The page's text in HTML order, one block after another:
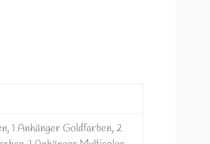
1 Anhänger Goldfarben, 2